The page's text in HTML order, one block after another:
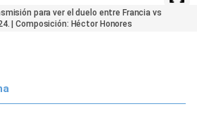
para ver el duelo entre Francia vs
| Composición: Héctor Honores